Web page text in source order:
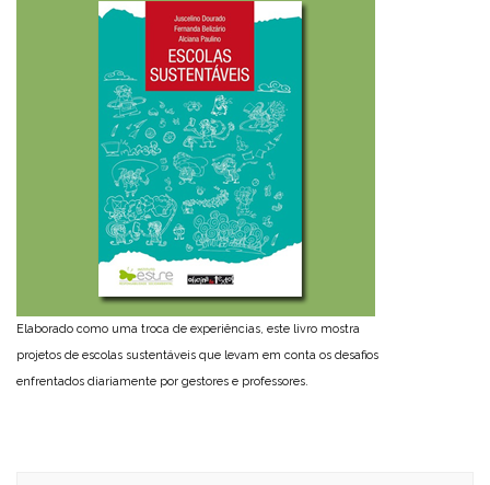
Elaborado como uma troca de experiências, este livro mostra
projetos de escolas sustentáveis que levam em conta os desafios
enfrentados diariamente por gestores e professores.